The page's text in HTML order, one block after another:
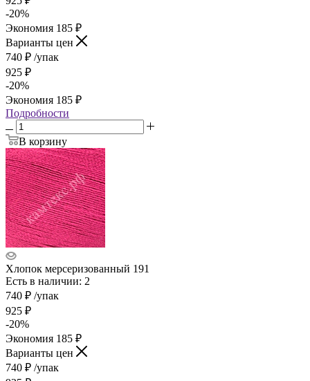
-20%
Экономия 185 ₽
Варианты цен
740 ₽ /упак
925 ₽
-20%
Экономия 185 ₽
Подробности
В корзину
Хлопок мерсеризованный 191
Есть в наличии: 2
740 ₽ /упак
925 ₽
-20%
Экономия 185 ₽
Варианты цен
740 ₽ /упак